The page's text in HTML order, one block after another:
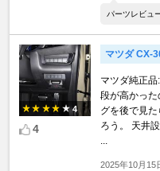
パーツレビュ
4
4
マツダ CX-
マツダ純正
段が高かっ
グを後で見
ろう。 天井
...
2025年10月15